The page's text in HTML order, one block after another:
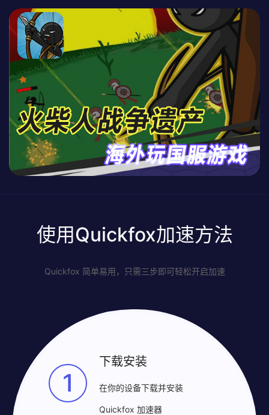
使用Quickfox加速方法
Quickfox 简单易用，只需三步即可轻松开启加速
1
下载安装
在你的设备下载并安装
Quickfox 加速器